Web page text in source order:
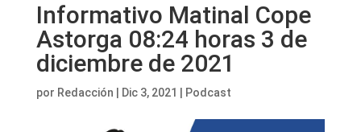
Informativo Matinal Cope
Astorga 08:24 horas 3 de
diciembre de 2021
por Redacción Dic 3, 2021 Podcast